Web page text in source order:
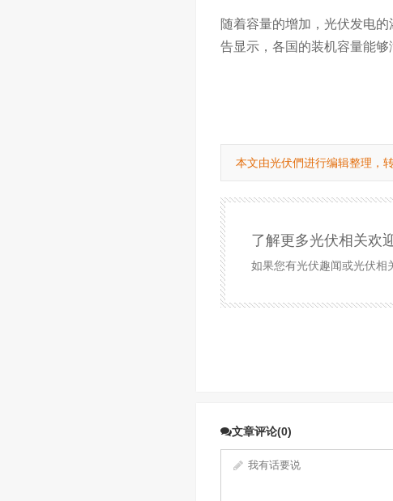
随着容量的增加，光伏发电
告显示，各国的装机容量能够
本文由光伏們进行编辑整理，
了解更多光伏相关欢
如果您有光伏趣闻或光伏相
文章评论(0)